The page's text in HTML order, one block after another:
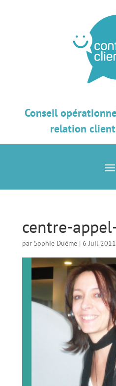
Conseil
relation
centre-
par Sophie Duême| 6 Juil 2011